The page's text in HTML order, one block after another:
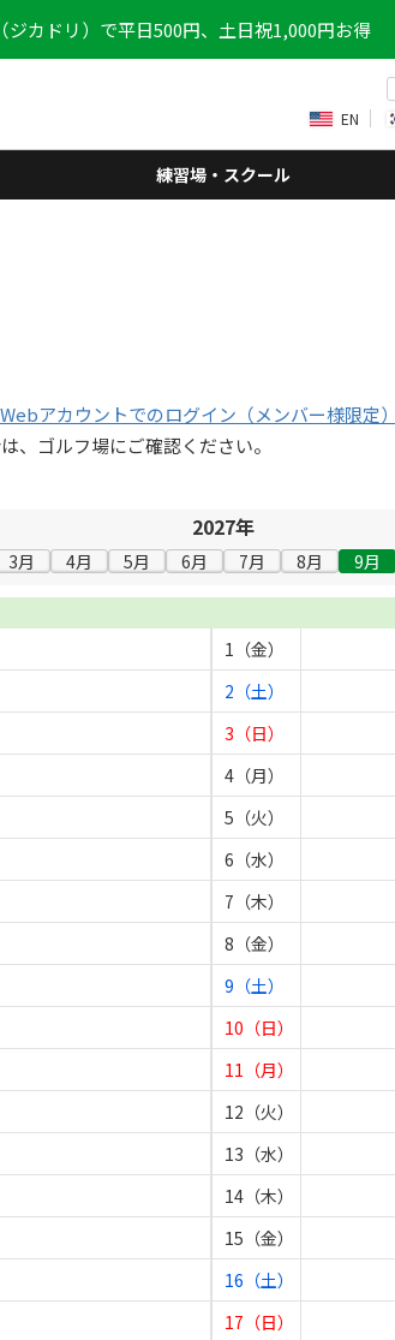
ジカドリ）で平日500円、土日祝1,000円お得
EN
練習場・スクール
アカウントでのログイン（メンバー様限定）
、ゴルフ場にご確認ください。
2027年
3月 4月 5月 6月 7月 8月 9月
1（金）
2（土）
3（日）
4（月）
5（火）
6（水）
7（木）
8（金）
9（土）
10（日）
11（月）
12（火）
13（水）
14（木）
15（金）
16（土）
17（日）